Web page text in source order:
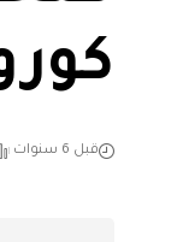
قبل 6 سنوات